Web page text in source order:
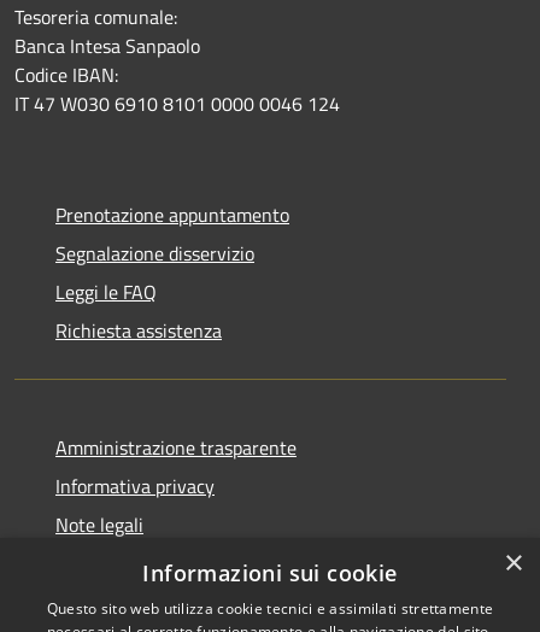
Tesoreria comunale:
Banca Intesa Sanpaolo
Codice IBAN:
IT 47 W030 6910 8101 0000 0046 124
Prenotazione appuntamento
Segnalazione disservizio
Leggi le FAQ
Richiesta assistenza
Amministrazione trasparente
Informativa privacy
Note legali
Dichiarazione di accessibilità
×
Informazioni sui cookie
Questo sito web utilizza cookie tecnici e assimilati strettamente